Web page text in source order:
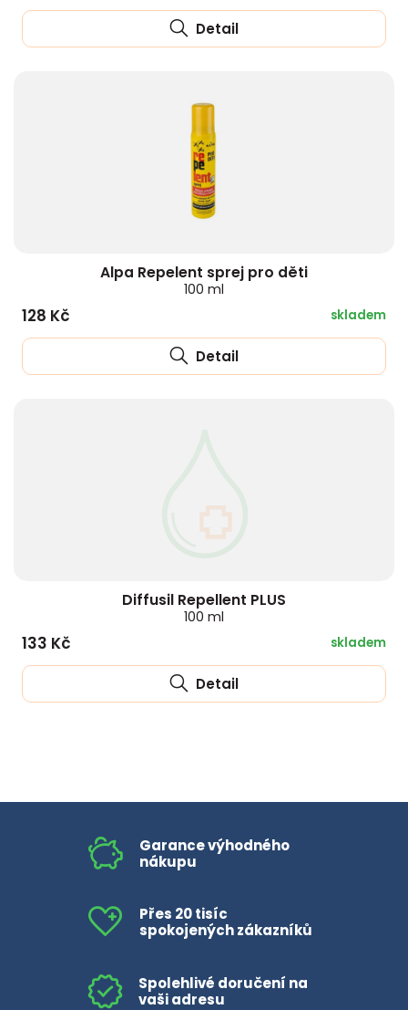
Detail
Alpa Repelent sprej pro děti
100 ml
128 Kč skladem
Detail
Diffusil Repellent PLUS
100 ml
133 Kč skladem
Detail
Garance výhodného
nákupu
Přes 20 tisíc
spokojených zákazníků
Spolehlivé doručení na
vaši adresu